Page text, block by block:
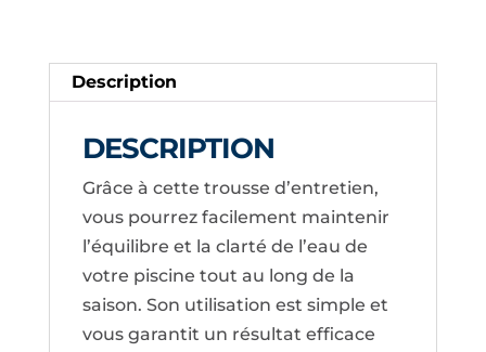
Description
DESCRIPTION
Grâce à cette trousse d’entretien,
vous pourrez facilement maintenir
l’équilibre et la clarté de l’eau de
votre piscine tout au long de la
saison. Son utilisation est simple et
vous garantit un résultat efficace